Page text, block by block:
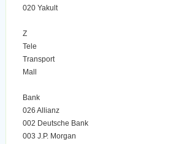
020 Yakult
Z
Tele
Transport
Mall
Bank
026 Allianz
002 Deutsche Bank
003 J.P. Morgan